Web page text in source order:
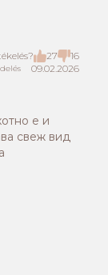
27 16
09.02.2026
е и
свеж вид